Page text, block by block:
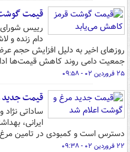
قیمت
رییس
دام زنده و
روزهای اخیر به دلیل افزایش حجم
جمعیت دامی روند کاهش قیمت‌ها
۲۵ فروردین ۰۲ - ۰۹:۵۸
قیمت
ساداتی
ایرانی،
دسترس است و کمبودی در تامین مرغ
۲۲ فروردین ۰۲ - ۰۹:۳۸